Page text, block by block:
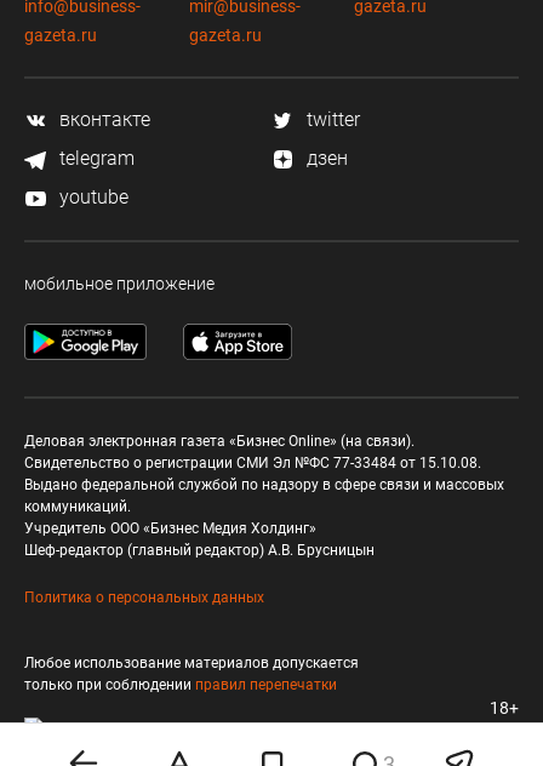
info@business-
gazeta.ru
mir@business-
gazeta.ru
gazeta.ru
вконтакте
twitter
telegram
дзен
youtube
мобильное приложение
Деловая электронная газета «Бизнес Online» (на связи).
Свидетельство о регистрации СМИ Эл №ФС 77-33484 от 15.10.08.
Выдано федеральной службой по надзору в сфере связи и массовых
коммуникаций.
Учредитель ООО «Бизнес Медия Холдинг»
Шеф-редактор (главный редактор) А.В. Брусницын
Политика о персональных данных
Любое использование материалов допускается
только при соблюдении правил перепечатки
18+